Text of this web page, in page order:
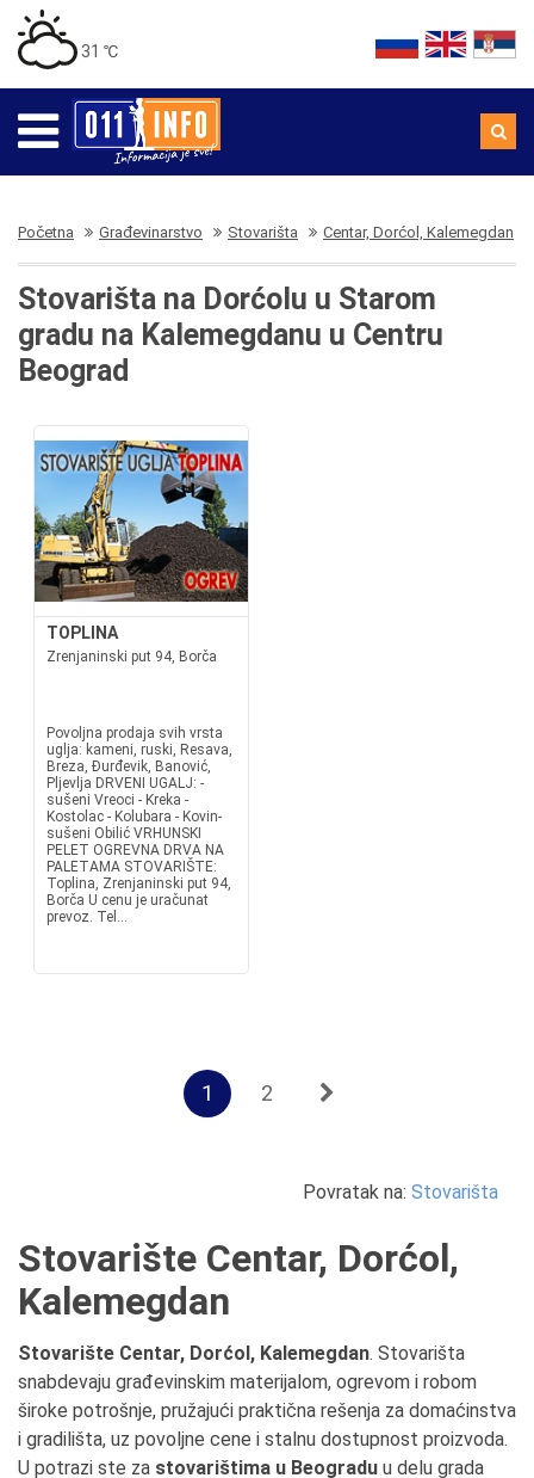
31 ℃
Početna Građevinarstvo Stovarišta Centar, Dorćol, Kalemegdan
Stovarišta na Dorćolu u Starom
gradu na Kalemegdanu u Centru
Beograd
TOPLINA
Zrenjaninski put 94, Borča
Povoljna prodaja svih vrsta
uglja: kameni, ruski, Resava,
Breza, Đurđevik, Banović,
Pljevlja DRVENI UGALJ: -
sušeni Vreoci - Kreka -
Kostolac - Kolubara - Kovin-
sušeni Obilić VRHUNSKI
PELET OGREVNA DRVA NA
PALETAMA STOVARIŠTE:
Toplina, Zrenjaninski put 94,
Borča U cenu je uračunat
prevoz. Tel...
1 2
Povratak na: Stovarišta
Stovarište Centar, Dorćol,
Kalemegdan
Stovarište Centar, Dorćol, Kalemegdan. Stovarišta
snabdevaju građevinskim materijalom, ogrevom i robom
široke potrošnje, pružajući praktična rešenja za domaćinstva
i gradilišta, uz povoljne cene i stalnu dostupnost proizvoda.
U potrazi ste za stovarištima u Beogradu u delu grada